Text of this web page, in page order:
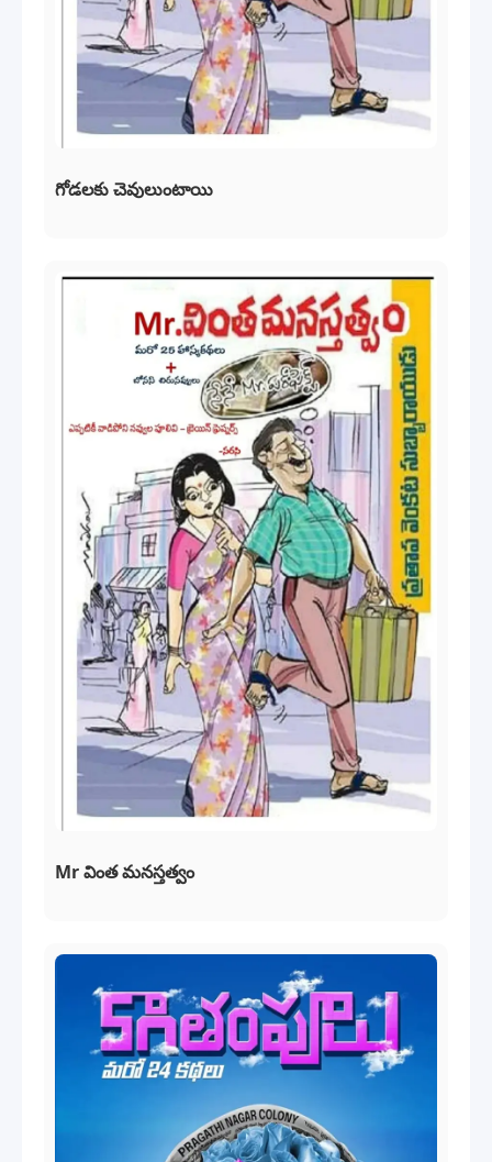
గోడలకు చెవులుంటాయి
Mr వింత మనస్తత్వం